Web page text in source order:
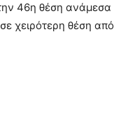
46η θέση ανάμεσα
χειρότερη θέση από